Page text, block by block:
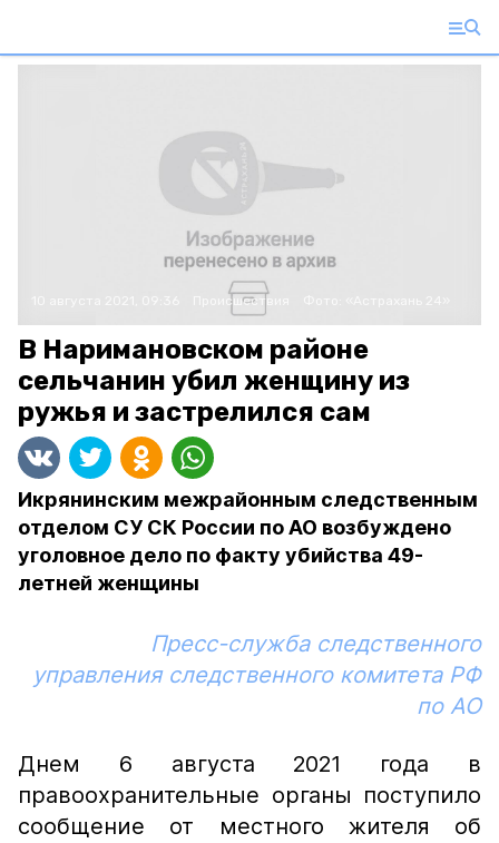
Происшествия
В Наримановском районе
сельчанин убил женщину из
ружья и застрелился сам
Икрянинским межрайонным следственным
отделом СУ СК России по АО возбуждено
уголовное дело по факту убийства 49-
летней женщины
Пресс-служба следственного
управления следственного комитета РФ
по АО
Днем 6 августа 2021 года в
правоохранительные органы поступило
сообщение от местного жителя об